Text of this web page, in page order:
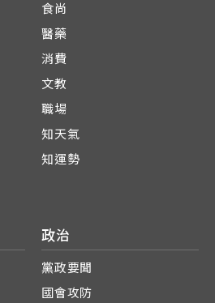
食尚
醫藥
消費
文教
職場
知天氣
知運勢
政治
黨政要聞
國會攻防